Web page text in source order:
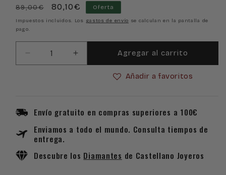
Precio
habitual
89,00€
Precio
de
80,10€ Oferta
Impuestos incluidos. Los gastos de envío se calculan en la pantalla de
pago.
Reducir
cantidad
Classics
Aumentar
cantidad
Classics
Agregar al carrito
Añadir a favoritos
Envío gratuito en compras superiores a 100€
Enviamos a todo el mundo. Consulta tiempos de
entrega.
Descubre los Diamantes de Castellano Joyeros